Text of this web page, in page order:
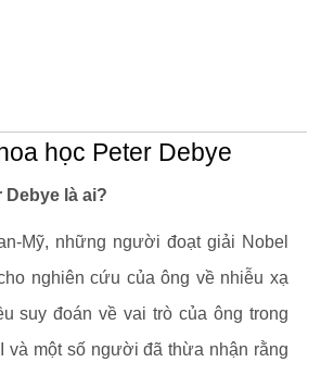
học Peter Debye
Debye là ai?
Mỹ, những người đoạt giải Nobel
nghiên cứu của ông về nhiễu xạ
suy đoán về vai trò của ông trong
và một số người đã thừa nhận rằng